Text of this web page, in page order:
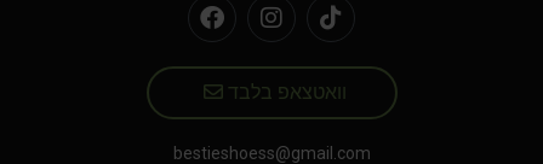
וואטצאפ בלבד
bestieshoess@gmail.com